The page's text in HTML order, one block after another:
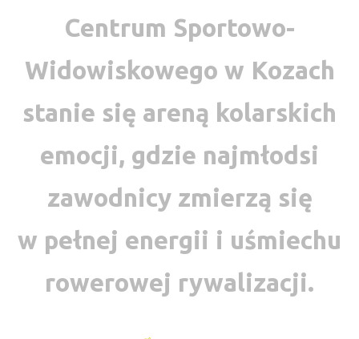
Centrum Sportowo-
Widowiskowego w Kozach
stanie się areną kolarskich
emocji, gdzie najmłodsi
zawodnicy zmierzą się
w pełnej energii i uśmiechu
rowerowej rywalizacji.